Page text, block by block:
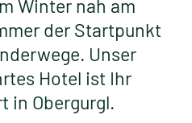
Winter nah am
der Startpunkt
Unser
Hotel ist Ihr
in Obergurgl.